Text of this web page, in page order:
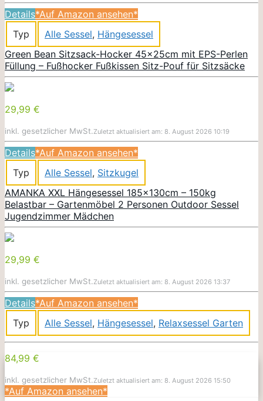
Details*Auf Amazon ansehen*
Typ
Alle Sessel, Hängesessel
Green Bean Sitzsack-Hocker 45x25cm mit EPS-Perlen
Füllung – Fußhocker Fußkissen Sitz-Pouf für Sitzsäcke
29,99 €
inkl. gesetzlicher MwSt.Zuletzt aktualisiert am: 8. August 2026 10:19
Details*Auf Amazon ansehen*
Typ
Alle Sessel, Sitzkugel
AMANKA XXL Hängesessel 185x130cm – 150kg
Belastbar – Gartenmöbel 2 Personen Outdoor Sessel
Jugendzimmer Mädchen
29,99 €
inkl. gesetzlicher MwSt.Zuletzt aktualisiert am: 8. August 2026 13:37
Details*Auf Amazon ansehen*
Typ
Alle Sessel, Hängesessel, Relaxsessel Garten
84,99 €
inkl. gesetzlicher MwSt.Zuletzt aktualisiert am: 8. August 2026 15:50
*Auf Amazon ansehen*